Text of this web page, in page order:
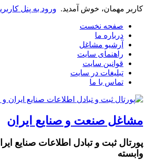
کاربر مهمان، خوش آمدید. ورود به پنل کاربری
صفحه نخست
درباره ما
آرشیو مشاغل
راهنمای سایت
قوانین سایت
تبلیغات در سایت
تماس با ما
مشاغل صنعت و صنایع ایران
پورتال ثبت و تبادل اطلاعات صنایع
وابسته